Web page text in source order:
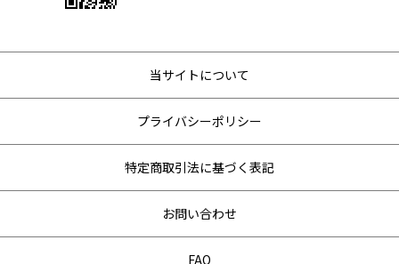
当サイトについて
プライバシーポリシー
特定商取引法に基づく表記
お問い合わせ
FAQ